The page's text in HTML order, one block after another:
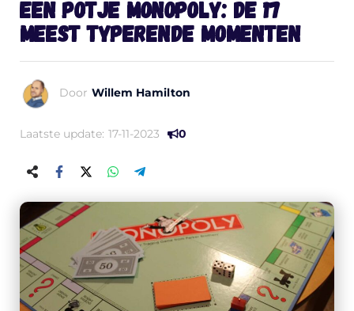
Een potje Monopoly: de 17
meest typerende momenten
Door Willem Hamilton
Laatste update: 17-11-2023 0